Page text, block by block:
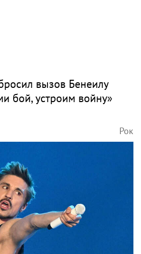
вызов Бенеилу
бой, устроим войну»
Рок